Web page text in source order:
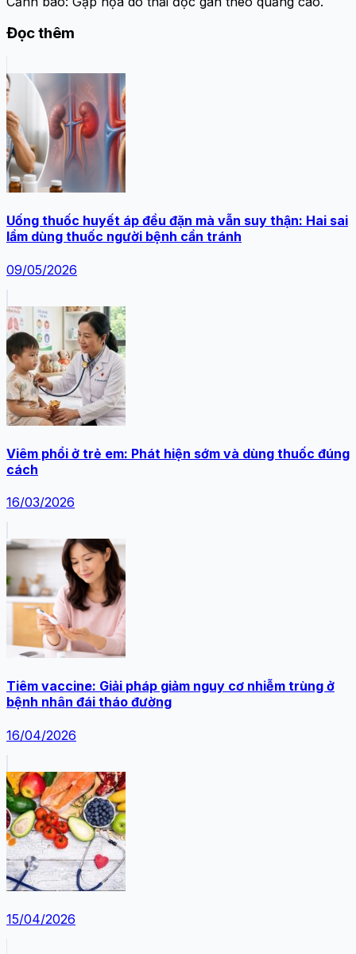
Đọc thêm
Uống thuốc huyết áp đều đặn mà vẫn suy thận: Hai sai
lầm dùng thuốc người bệnh cần tránh
09/05/2026
Viêm phổi ở trẻ em: Phát hiện sớm và dùng thuốc đúng
cách
16/03/2026
Tiêm vaccine: Giải pháp giảm nguy cơ nhiễm trùng ở
bệnh nhân đái tháo đường
16/04/2026
15/04/2026